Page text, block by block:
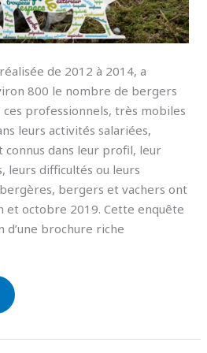
de 2012 à 2014, a
800 le nombre de bergers
ces professionnels, très mobiles
leurs activités salariées,
dans leur profil, leur
leurs difficultés ou leurs
bergers et vachers ont
et octobre 2019. Cette enquête
d’une brochure riche